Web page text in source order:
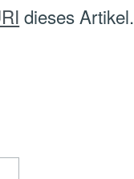
dieses Artikel.